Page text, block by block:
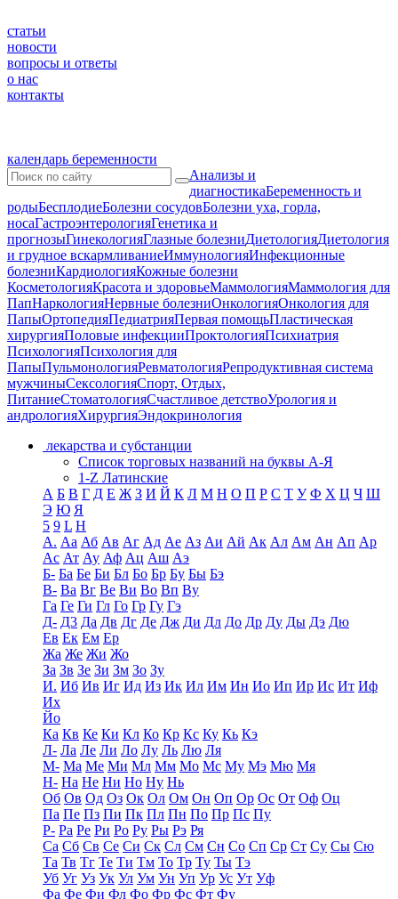
статьи
новости
вопросы и ответы
о нас
контакты
календарь беременности
Анализы и
диагностикаБеременность и
родыБесплодиеБолезни сосудовБолезни уха, горла,
носаГастроэнтерологияГенетика и
прогнозыГинекологияГлазные болезниДиетологияДиетология
и грудное вскармливаниеИммунологияИнфекционные
болезниКардиологияКожные болезни
КосметологияКрасота и здоровьеМаммологияМаммология для
ПапНаркологияНервные болезниОнкологияОнкология для
ПапыОртопедияПедиатрияПервая помощьПластическая
хирургияПоловые инфекцииПроктологияПсихиатрия
ПсихологияПсихология для
ПапыПульмонологияРевматологияРепродуктивная система
мужчиныСексологияСпорт, Отдых,
ПитаниеСтоматологияСчастливое детствоУрология и
андрологияХирургияЭндокринология
лекарства и субстанции
Список торговых названий на буквы А-Я
1-Z Латинские
А Б В Г Д Е Ж З И Й К Л М Н О П Р С Т У Ф Х Ц Ч Ш
Э Ю Я
5 9 L H
А. Аа Аб Ав Аг Ад Ае Аз Аи Ай Ак Ал Ам Ан Ап Ар
Ас Ат Ау Аф Ац Аш Аэ
Б- Ба Бе Би Бл Бо Бр Бу Бы Бэ
В- Ва Вг Ве Ви Во Вп Ву
Га Ге Ги Гл Го Гр Гу Гэ
Д- Д3 Да Дв Дг Де Дж Ди Дл До Др Ду Ды Дэ Дю
Ев Ек Ем Ер
Жа Же Жи Жо
За Зв Зе Зи Зм Зо Зу
И. Иб Ив Иг Ид Из Ик Ил Им Ин Ио Ип Ир Ис Ит Иф
Их
Йо
Ка Кв Ке Ки Кл Ко Кр Кс Ку Кь Кэ
Л- Ла Ле Ли Ло Лу Ль Лю Ля
М- Ма Ме Ми Мл Мм Мо Мс Му Мэ Мю Мя
Н- На Не Ни Но Ну Нь
Об Ов Од Оз Ок Ол Ом Он Оп Ор Ос От Оф Оц
Па Пе Пз Пи Пк Пл Пн По Пр Пс Пу
Р- Ра Ре Ри Ро Ру Ры Рэ Ря
Са Сб Св Се Си Ск Сл См Сн Со Сп Ср Ст Су Сы Сю
Та Тв Тг Те Ти Тм То Тр Ту Ты Тэ
Уб Уг Уз Ук Ул Ум Ун Уп Ур Ус Ут Уф
Фа Фе Фи Фл Фо Фр Фс Фт Фу